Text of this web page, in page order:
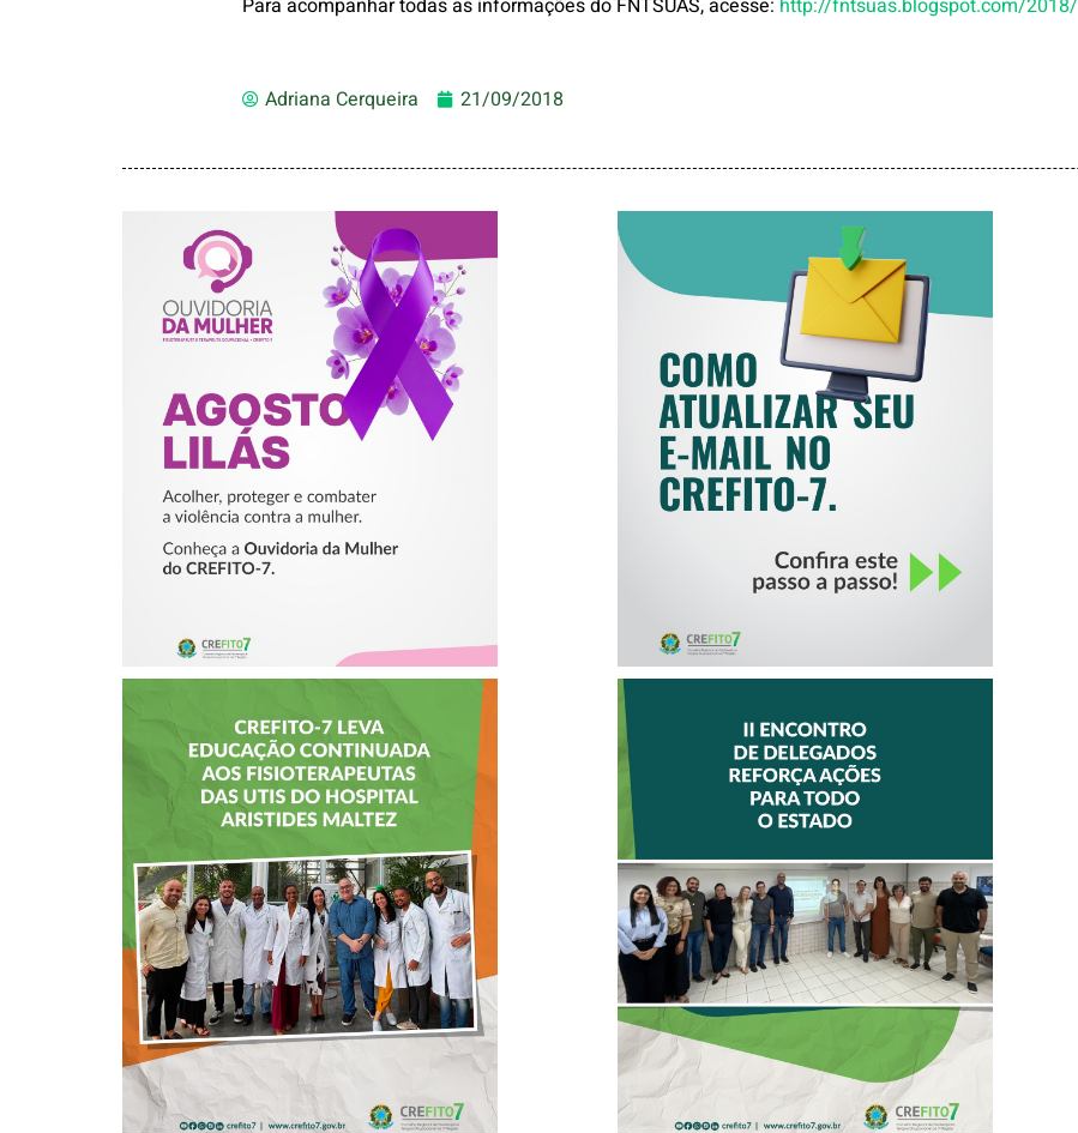
Adriana Cerqueira 21/09/2018
AGOSTO LILÁS –
ACOLHER,
PROTEGER E
COMBATER A
VIOLÊNCIA
CONTRA A
MULHER
COMO ATUALIZAR
SEU E-MAIL NO
CREFITO-7
CREFITO-7 LEVA
EDUCAÇÃO
CONTINUADA AOS
FISIOTERAPEUTAS
DAS UTIs DO
HOSPITAL
ARISTIDES
MALTEZ
II ENCONTRO DE
REFORÇA AÇÕES
PARA TODO O
ESTADO